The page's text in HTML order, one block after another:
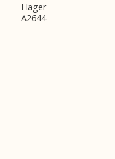
I lager
A2644